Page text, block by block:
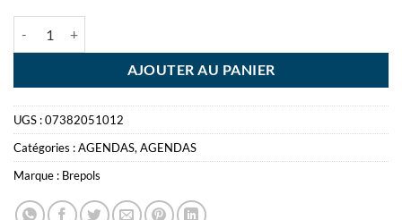
AJOUTER AU PANIER
UGS :07382051012
Catégories :AGENDAS,AGENDAS
Marque : Brepols